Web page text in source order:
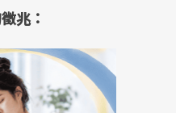
兆：